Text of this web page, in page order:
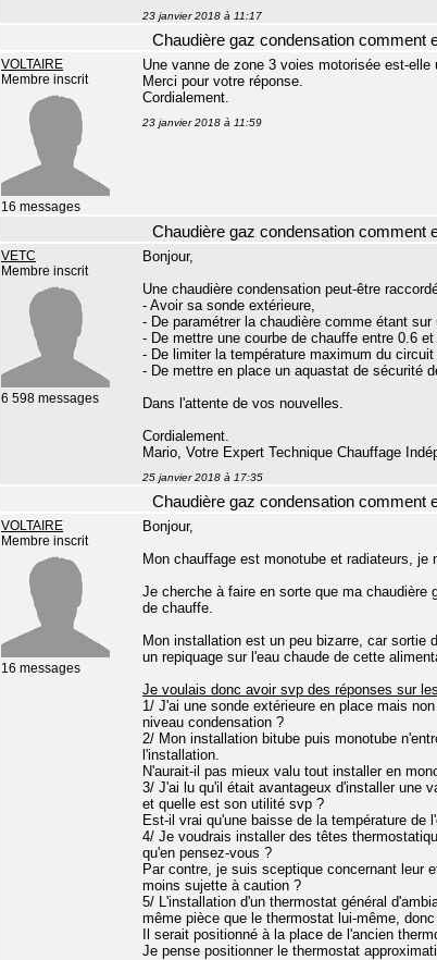
23 janvier 2018 à 11:17
Chaudière gaz condensation comment
VOLTAIRE
Membre inscrit
16 messages
Une vanne de zone 3 voies motorisée est-
Merci pour votre réponse.
Cordialement.
23 janvier 2018 à 11:59
Chaudière gaz condensation comment
VETC
Membre inscrit
6 598 messages
Bonjour,
Une chaudière condensation peut-être
- Avoir sa sonde extérieure,
- De paramétrer la chaudière comme étant
- De mettre une courbe de chauffe entre 0.6 et
- De limiter la température maximum du circuit
- De mettre en place un aquastat de sécurité
Dans l'attente de vos nouvelles.
Cordialement.
Mario, Votre Expert Technique Chauffage
25 janvier 2018 à 17:35
Chaudière gaz condensation comment
VOLTAIRE
Membre inscrit
16 messages
Bonjour,
Mon chauffage est monotube et radiateurs, je
Je cherche à faire en sorte que ma
de chauffe.
Mon installation est un peu bizarre, car sortie
un repiquage sur l'eau chaude de cette
Je voulais donc avoir svp des réponses sur
1/ J'ai une sonde extérieure en place mais
niveau condensation ?
2/ Mon installation bitube puis monotube
l'installation.
N'aurait-il pas mieux valu tout installer en
3/ J'ai lu qu'il était avantageux d'installer une
et quelle est son utilité svp ?
Est-il vrai qu'une baisse de la température de
4/ Je voudrais installer des têtes
qu'en pensez-vous ?
Par contre, je suis sceptique concernant leur
moins sujette à caution ?
5/ L'installation d'un thermostat général
même pièce que le thermostat lui-même,
Il serait positionné à la place de l'ancien
Je pense positionner le thermostat